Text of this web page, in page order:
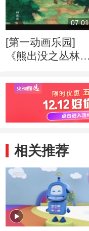
07:01
[第一动画乐园]
《熊出没之丛林总
恼
相关推荐